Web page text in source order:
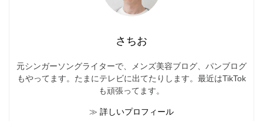
さちお
元シンガーソングライターで、メンズ美容ブログ、パンブログ
もやってます。たまにテレビに出てたりします。最近はTikTok
も頑張ってます。
≫ 詳しいプロフィール